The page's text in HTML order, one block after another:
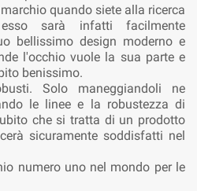
quando siete alla ricerca
sarà infatti facilmente
bellissimo design moderno e
l'occhio vuole la sua parte e
benissimo.
Solo maneggiandoli ne
le linee e la robustezza di
che si tratta di un prodotto
sicuramente soddisfatti nel
numero uno nel mondo per le